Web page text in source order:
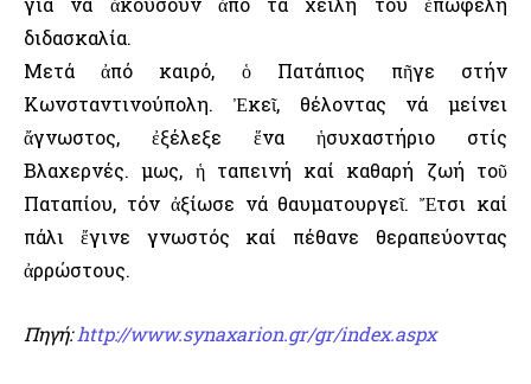
διδασκαλία.
Μετά ἀπό καιρό, ὁ Πατάπιος πῆγε στήν
Κωνσταντινούπολη. Ἐκεῖ, θέλοντας νά μείνει
ἄγνωστος, ἐξέλεξε ἕνα ἡσυχαστήριο στίς
Βλαχερνές. Ὅμως, ἡ ταπεινή καί καθαρή ζωή τοῦ
Παταπίου, τόν ἀξίωσε νά θαυματουργεῖ. Ἔτσι καί
πάλι ἔγινε γνωστός καί πέθανε θεραπεύοντας
ἀρρώστους.
Πηγή:http://www.synaxarion.gr/gr/index.aspx